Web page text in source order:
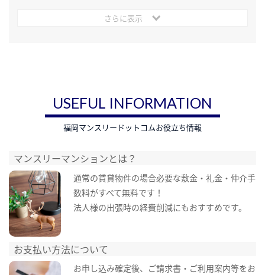
さらに表示
USEFUL INFORMATION
福岡マンスリードットコムお役立ち情報
マンスリーマンションとは？
通常の賃貸物件の場合必要な敷金・礼金・仲介手
数料がすべて無料です！
法人様の出張時の経費削減にもおすすめです。
お支払い方法について
お申し込み確定後、ご請求書・ご利用案内等をお